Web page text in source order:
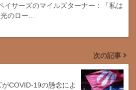
イサーズのマイルズターナー：「私は
のロー…
次の記事
COVID-19の懸念によ